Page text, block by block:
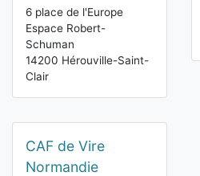
6 place de l'Europe
Espace Robert-
Schuman
14200 Hérouville-Saint-
Clair
CAF de Vire
Normandie